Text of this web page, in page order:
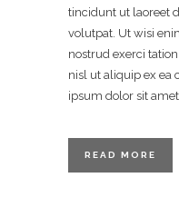
tincidunt ut laoreet
volutpat. Ut wisi
nostrud exerci
nisl ut aliquip ex ea
ipsum dolor sit
READ MORE